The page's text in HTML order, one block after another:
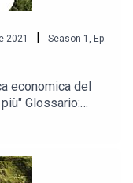
2021 | Season 1
Ep.
economica del
Glossario:
cradle-